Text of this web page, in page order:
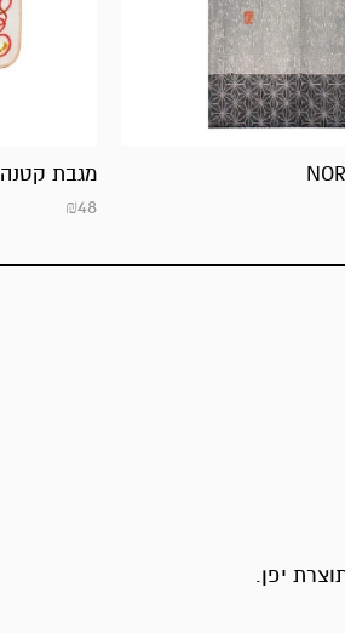
מגבת קטנה
₪48
יפן.